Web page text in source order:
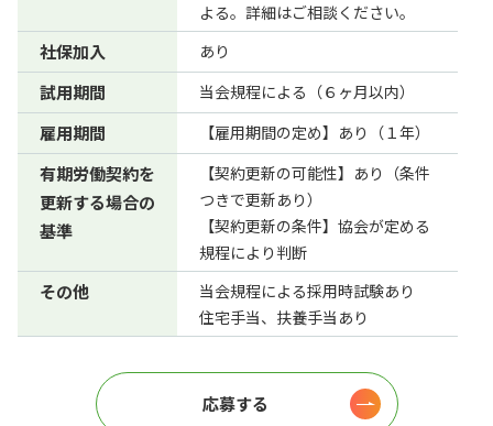
よる。詳細はご相談ください。
社保加入 あり
試用期間 当会規程による（６ヶ月以内）
雇用期間 【雇用期間の定め】あり（１年）
有期労働契約を
更新する場合の
基準
【契約更新の可能性】あり（条件
つきで更新あり）
【契約更新の条件】協会が定める
規程により判断
その他
当会規程による採用時試験あり
住宅手当、扶養手当あり
応募する